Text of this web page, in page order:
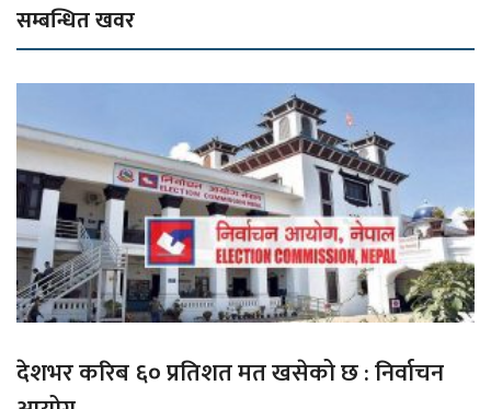
सम्बन्धित खवर
देशभर करिब ६० प्रतिशत मत खसेको छ : निर्वाचन